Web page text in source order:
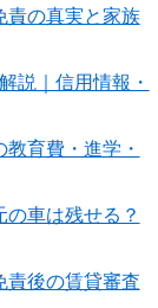
責の真実と家族
説｜信用情報・
育費・進学・
車は残せる？
責後の賃貸審査